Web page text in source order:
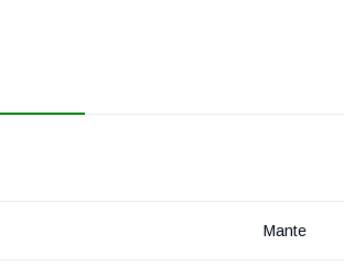
Mante